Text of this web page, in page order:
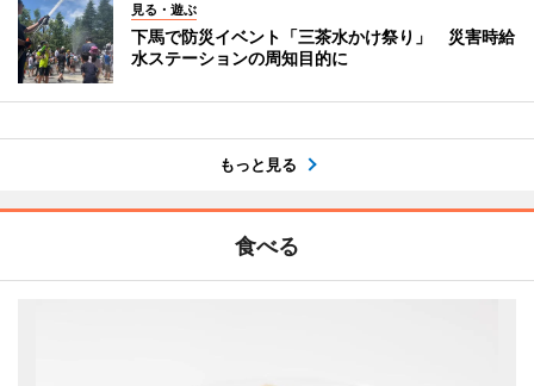
見る・遊ぶ
下馬で防災イベント「三茶水かけ祭り」 災害時給
水ステーションの周知目的に
もっと見る
食べる